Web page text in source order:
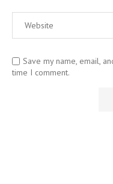
Save my name, email,
time I comment.